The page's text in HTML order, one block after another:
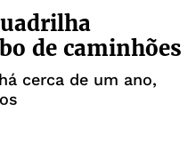
de caminhões
cerca de um ano,